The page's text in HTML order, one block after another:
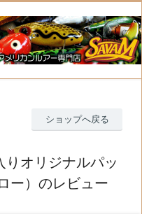
ショップへ戻る
オリジナルパッ
ー）のレビュー